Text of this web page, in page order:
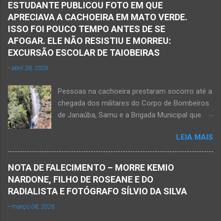
Pelotão do Corpo de Bombeiros Militar de
Janaúba seguiram para o local. Uma mulher
morreu e a outra vítima ficou gravemente
ferida e foi levada pelos socorristas do Samu
para o hospital na cidade de Monte Azul. Essa
do Suporte Aéreo Avançado de Vida (SAAV)
para unidade hospi...
ESTUDANTE PUBLICOU FOTO EM QUE
APRECIAVA A CACHOEIRA EM MATO VERDE.
ISSO FOI POUCO TEMPO ANTES DE SE
AFOGAR. ELE NÃO RESISTIU E MORREU:
EXCURSÃO ESCOLAR DE TAIOBEIRAS
-abril 28, 2026
Pessoas na cachoeira prestaram socorro até a
chegada dos militares do Corpo de Bombeiros
de Janaúba, Samu e a Brigada Municipal que
resistiu e foi a óbito Foto álbum pessoal Kauan
Pereira Alves publicou em sua rede social a
foto em que apreciava a Cachoeira Maria Rosa,
em Mato Verde, pouco tempo antes de se
afogar e depois vir a óbito nesta terça-feira, dia
LEIA MAIS
NOTA DE FALECIMENTO – MORRE KEMIO
NARDONE, FILHO DE ROSEANE E DO
RADIALISTA E FOTÓGRAFO SÍLVIO DA SILVA
-março 08, 2026